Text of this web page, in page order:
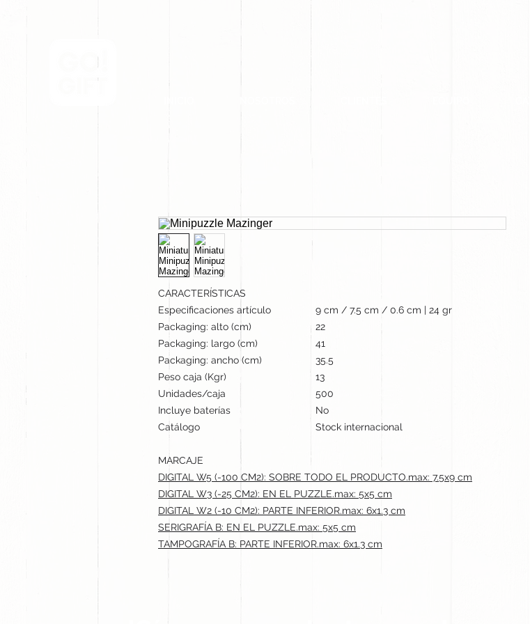
CARACTERÍSTICAS
Especificaciones artículo
9 cm / 7.5 cm / 0.6 cm | 24 gr
Packaging: alto (cm)
22
Packaging: largo (cm)
41
Packaging: ancho (cm)
35.5
Peso caja (Kgr)
13
Unidades/caja
500
Incluye baterías
No
Catálogo
Stock internacional
MARCAJE
DIGITAL W5 (-100 CM2): SOBRE TODO EL PRODUCTO.max: 7.5x9 cm
DIGITAL W3 (-25 CM2): EN EL PUZZLE.max: 5x5 cm
DIGITAL W2 (-10 CM2): PARTE INFERIOR.max: 6x1.3 cm
SERIGRAFÍA B: EN EL PUZZLE.max: 5x5 cm
TAMPOGRAFÍA B: PARTE INFERIOR.max: 6x1.3 cm